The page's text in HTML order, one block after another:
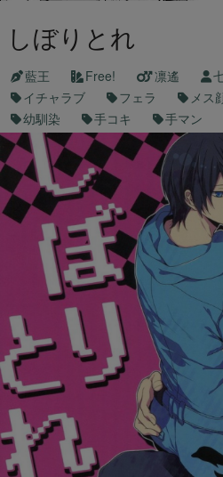
しぼりとれ
藍王 Free! 凛遙
イチャラブ
フェラ メス
幼馴染
手コキ 手マン